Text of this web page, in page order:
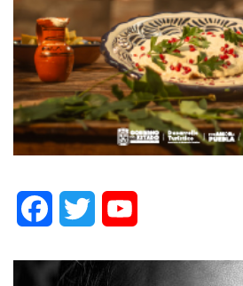
FacebookTwitter